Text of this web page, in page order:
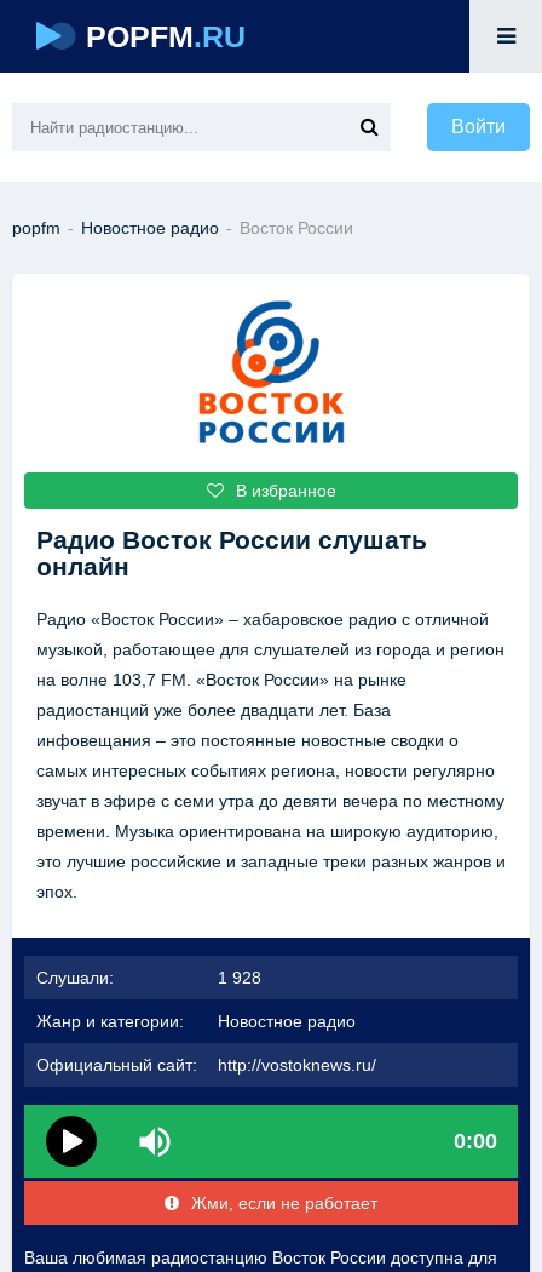
POPFM.RU
Войти
popfm - Новостное радио - Восток России
В избранное
Радио Восток России слушать
онлайн
Радио «Восток России» – хабаровское радио с отличной
музыкой, работающее для слушателей из города и регион
на волне 103,7 FM. «Восток России» на рынке
радиостанций уже более двадцати лет. База
инфовещания – это постоянные новостные сводки о
самых интересных событиях региона, новости регулярно
звучат в эфире с семи утра до девяти вечера по местному
времени. Музыка ориентирована на широкую аудиторию,
это лучшие российские и западные треки разных жанров и
эпох.
Слушали: 1 928
Жанр и категории: Новостное радио
Официальный сайт: http://vostoknews.ru/
0:00
Жми, если не работает
Ваша любимая радиостанцию Восток России доступна для